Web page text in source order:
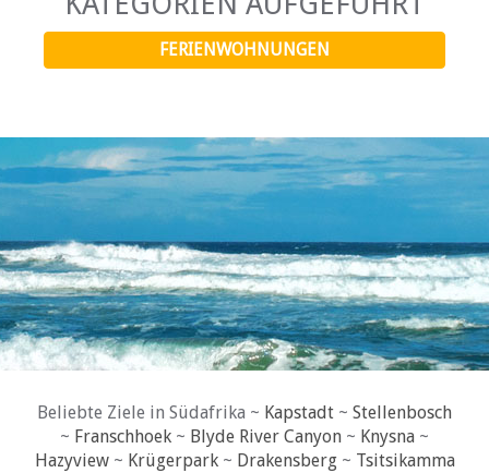
FERIENWOHNUNGEN
Beliebte Ziele in Südafrika ~ Kapstadt ~ Stellenbosch
~ Franschhoek ~ Blyde River Canyon ~ Knysna ~
Hazyview~ Krügerpark~ Drakensberg~ Tsitsikamma